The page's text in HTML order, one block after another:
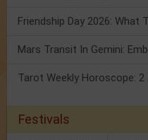
Tarot Weekly Horoscope:
Festivals